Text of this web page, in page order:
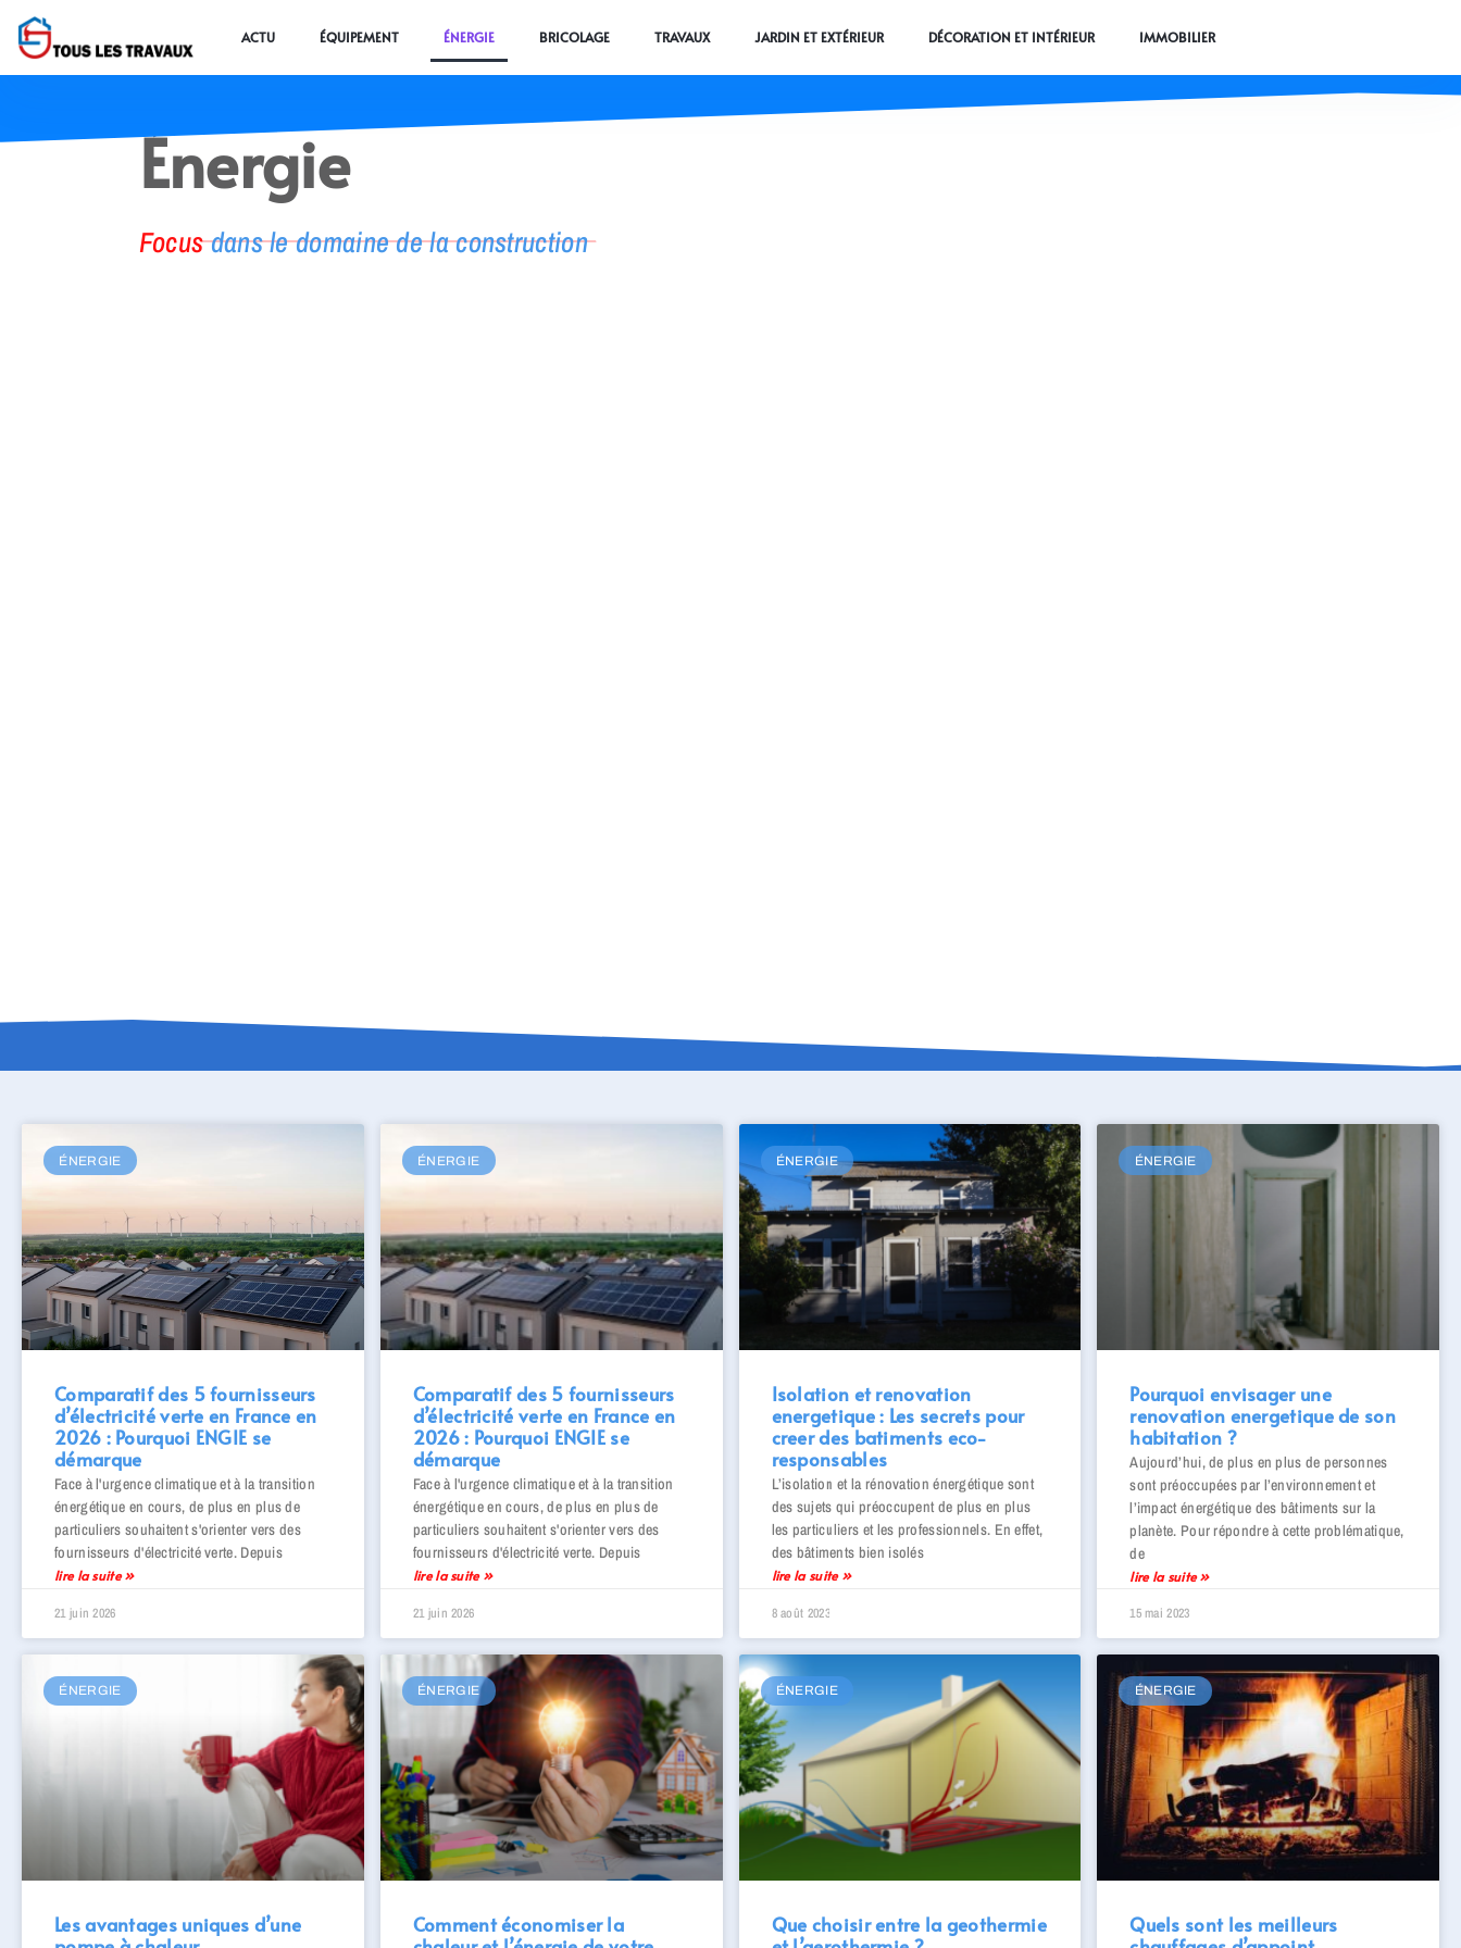
ACTU ÉQUIPEMENT ÉNERGIE BRICOLAGE TRAVAUX JARDIN ET EXTÉRIEUR DÉCORATION ET INTÉRIEUR IMMOBILIER
Énergie
Focusdans le domaine de la construction
ÉNERGIE
Comparatif des 5 fournisseurs
d’électricité verte en France en
2026 : Pourquoi ENGIE se
démarque
Face à l'urgence climatique et à la transition
énergétique en cours, de plus en plus de
particuliers souhaitent s'orienter vers des
fournisseurs d'électricité verte. Depuis
lire la suite »
21 juin 2026
ÉNERGIE
Comparatif des 5 fournisseurs
d’électricité verte en France en
2026 : Pourquoi ENGIE se
démarque
Face à l'urgence climatique et à la transition
énergétique en cours, de plus en plus de
particuliers souhaitent s'orienter vers des
fournisseurs d'électricité verte. Depuis
lire la suite »
21 juin 2026
ÉNERGIE
Isolation et renovation
energetique : Les secrets pour
creer des batiments eco-
responsables
L’isolation et la rénovation énergétique sont
des sujets qui préoccupent de plus en plus
les particuliers et les professionnels. En effet,
des bâtiments bien isolés
lire la suite »
8 août 2023
ÉNERGIE
Pourquoi envisager une
renovation energetique de son
habitation ?
Aujourd’hui, de plus en plus de personnes
sont préoccupées par l’environnement et
l’impact énergétique des bâtiments sur la
planète. Pour répondre à cette problématique,
de
lire la suite »
15 mai 2023
ÉNERGIE
Les avantages uniques d’une
ÉNERGIE
Comment économiser la
ÉNERGIE
Que choisir entre la geothermie
ÉNERGIE
Quels sont les meilleurs